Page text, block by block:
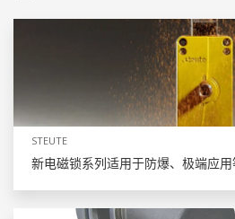
STEUTE
新电磁锁系列适用于防爆、极端应